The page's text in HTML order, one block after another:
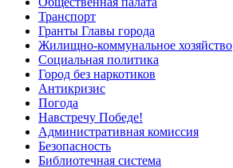
Транспорт
Гранты Главы города
Жилищно-коммунальное хозяйство
Социальная политика
Город без наркотиков
Антикризис
Погода
Навстречу Победе!
Административная комиссия
Безопасность
Библиотечная система